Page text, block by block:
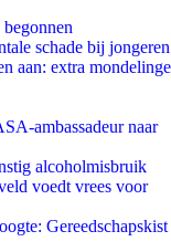
schade bij jongeren
aan: extra mondelinge
ambassadeur naar
alcoholmisbruik
voedt vrees voor
Gereedschapskist